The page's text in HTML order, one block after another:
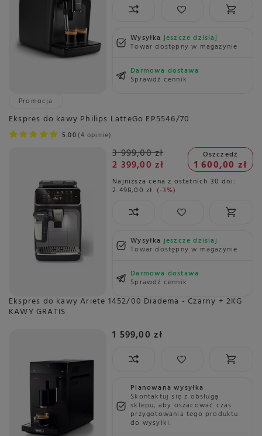
Wysyłkajeszcze dzisiaj
Towar dostępny w magazynie
Darmowa dostawa
Sprawdź cennik
Promocja
Ekspres do kawy Philips LatteGo EP5546/70
5.00 4 opinie
3 999,00 zł
2 399,00 zł
Oszczedź
1 600,00 zł
Najniższa cena z ostatnich 30 dni:
2 498,00 zł -3%
Wysyłkajeszcze dzisiaj
Towar dostępny w magazynie
Darmowa dostawa
Sprawdź cennik
Ekspres do kawy Ariete 1452/00 Diadema - Czarny + 2KG
KAWY GRATIS
1 599,00 zł
Planowana wysyłka
Skontaktuj się z obsługą
sklepu, aby oszacować czas
przygotowania tego produktu
do wysyłki.